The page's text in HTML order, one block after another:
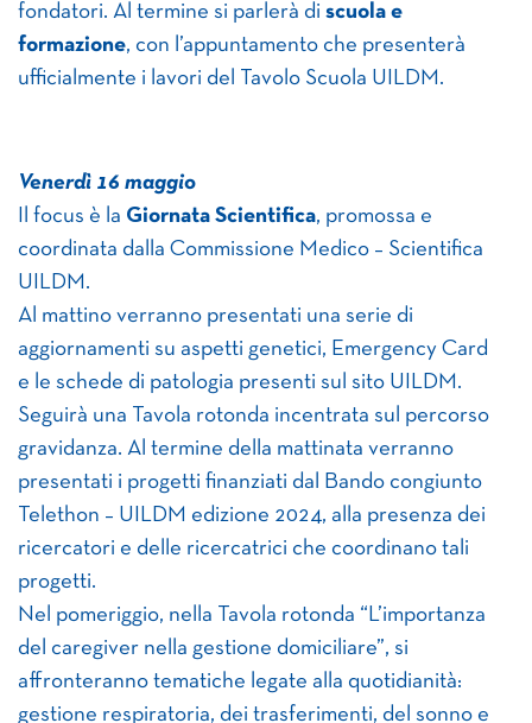
fondatori. Al termine si parlerà di scuola e
formazione, con l’appuntamento che presenterà
ufficialmente i lavori del Tavolo Scuola UILDM.
Venerdì 16 maggio
Il focus è la Giornata Scientifica, promossa e
coordinata dalla Commissione Medico – Scientifica
UILDM.
Al mattino verranno presentati una serie di
aggiornamenti su aspetti genetici, Emergency Card
e le schede di patologia presenti sul sito UILDM.
Seguirà una Tavola rotonda incentrata sul percorso
gravidanza. Al termine della mattinata verranno
presentati i progetti finanziati dal Bando congiunto
Telethon – UILDM edizione 2024, alla presenza dei
ricercatori e delle ricercatrici che coordinano tali
progetti.
Nel pomeriggio, nella Tavola rotonda “L’importanza
del caregiver nella gestione domiciliare”, si
affronteranno tematiche legate alla quotidianità:
gestione respiratoria, dei trasferimenti, del sonno e